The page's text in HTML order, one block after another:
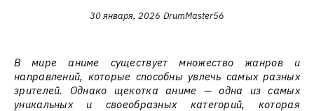
30 января, 2026 DrumMaster56
В мире аниме существует множество жанров и
направлений, которые способны увлечь самых разных
зрителей. Однако щекотка аниме — одна из самых
уникальных и своеобразных категорий, которая